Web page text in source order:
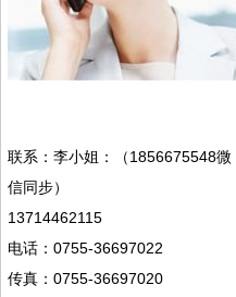
联系：李小姐：（1856675548微
信同步）
13714462115
电话：0755-36697022
传真：0755-36697020